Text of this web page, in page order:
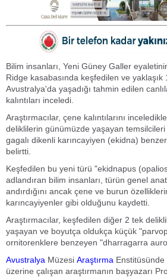
Bilim insanları, Yeni Güney Galler
Ridge kasabasında keşfedilen ve yaklaşık
Avustralya'da yaşadığı tahmin edilen
kalıntıları inceledi.
Araştırmacılar, çene kalıntılarını
deliklilerin günümüzde yaşayan
gagalı dikenli karıncayiyen (ekidna) benzeri
belirtti.
Keşfedilen bu yeni türü "ekidnapus
adlandıran bilim insanları, türün genel
andırdığını ancak çene ve burun
karıncayiyenler gibi olduğunu kaydetti.
Araştırmacılar, keşfedilen diğer 2 tek
yaşayan ve boyutça oldukça küçük
ornitorenklere benzeyen "dharragarra
Avustralya Müzesi Araştırma
üzerine çalışan araştırmanın başyazarı